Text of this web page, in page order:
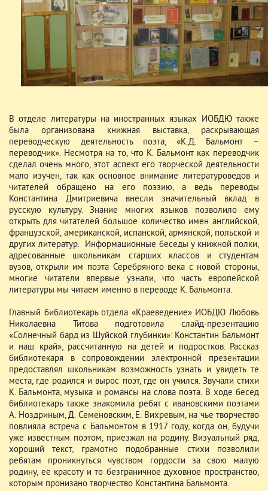
В отделе литературы на иностранных языках ИОБДЮ также
была организована книжная выставка, раскрывающая
переводческую деятельность поэта, «К.Д. Бальмонт –
переводчик». Несмотря на то, что К. Бальмонт как переводчик
сделал очень много, этот аспект его творческой деятельности
мало изучен, так как основное внимание литературоведов и
читателей обращено на его поэзию, а ведь переводы
Константина Дмитриевича внесли значительный вклад в
русскую культуру. Знание многих языков позволило ему
открыть для читателей большое количество имен английской,
французской, американской, испанской, армянской, польской и
других литератур. Информационные беседы у книжной полки,
адресованные школьникам старших классов и студентам
вузов, открыли им поэта Серебряного века с новой стороны,
многие читатели впервые узнали, что часть европейской
литературы мы читаем именно в переводе К. Бальмонта.
Главный библиотекарь отдела «Краеведение» ИОБДЮ Любовь
Николаевна Титова подготовила слайд-презентацию
«Солнечный бард из Шуйской глубинки»: Константин Бальмонт
и наш край», рассчитанную на детей и подростков. Рассказ
библиотекаря в сопровождении электронной презентации
предоставлял школьникам возможность узнать и увидеть те
места, где родился и вырос поэт, где он учился. Звучали стихи
К. Бальмонта, музыка и романсы на слова поэта. В ходе бесед
библиотекарь также знакомила ребят с ивановскими поэтами
А. Ноздриным, Д. Семеновским, Е. Вихревым, на чье творчество
повлияла встреча с Бальмонтом в 1917 году, когда он, будучи
уже известным поэтом, приезжал на родину. Визуальный ряд,
хороший текст, грамотно подобранные стихи позволили
ребятам проникнуться чувством гордости за свою малую
родину, её красоту и то безграничное духовное пространство,
которым пронизано творчество Константина Бальмонта.